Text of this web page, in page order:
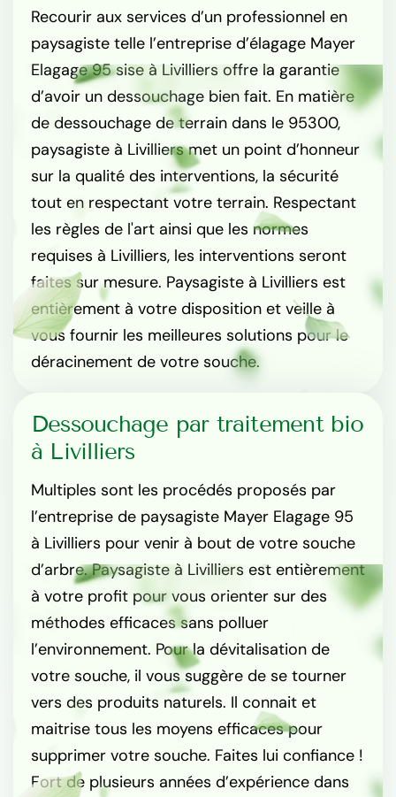
Recourir aux services d’un professionnel en
paysagiste telle l’entreprise d’élagage Mayer
Elagage 95 sise à Livilliers offre la garantie
d’avoir un dessouchage bien fait. En matière
de dessouchage de terrain dans le 95300,
paysagiste à Livilliers met un point d’honneur
sur la qualité des interventions, la sécurité
tout en respectant votre terrain. Respectant
les règles de l'art ainsi que les normes
requises à Livilliers, les interventions seront
faites sur mesure. Paysagiste à Livilliers est
entièrement à votre disposition et veille à
vous fournir les meilleures solutions pour le
déracinement de votre souche.
Dessouchage par traitement bio
à Livilliers
Multiples sont les procédés proposés par
l’entreprise de paysagiste Mayer Elagage 95
à Livilliers pour venir à bout de votre souche
d’arbre. Paysagiste à Livilliers est entièrement
à votre profit pour vous orienter sur des
méthodes efficaces sans polluer
l’environnement. Pour la dévitalisation de
votre souche, il vous suggère de se tourner
vers des produits naturels. Il connait et
maitrise tous les moyens efficaces pour
supprimer votre souche. Faites lui confiance !
Fort de plusieurs années d’expérience dans